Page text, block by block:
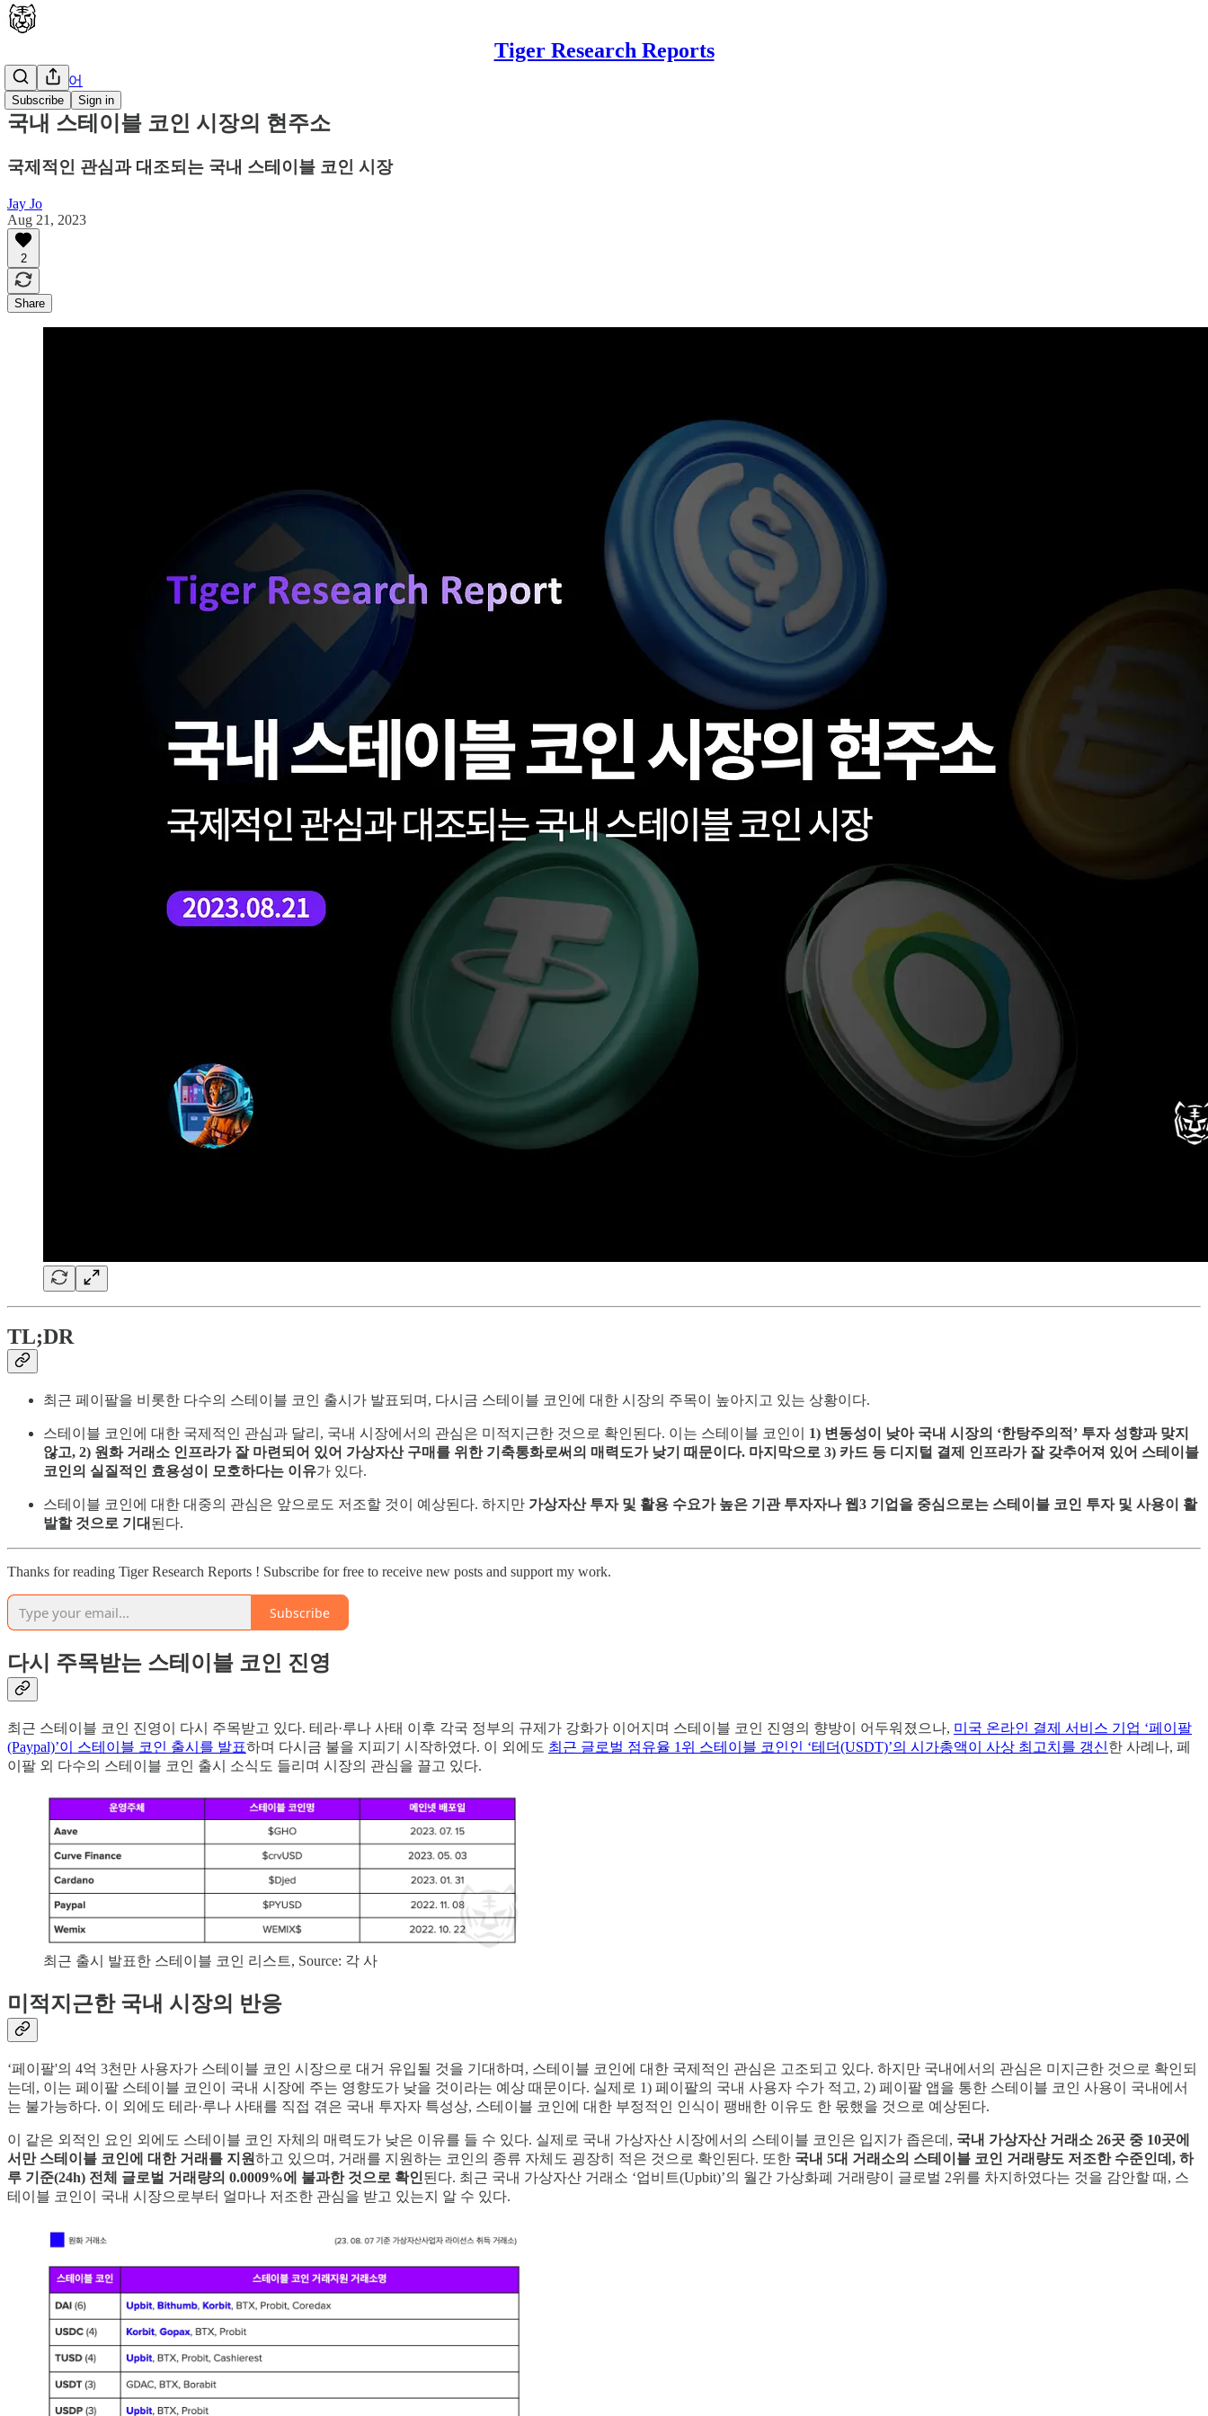
Tiger Research Reports
Subscribe Sign in
🇰🇷 한국어
국내 스테이블 코인 시장의 현주소
국제적인 관심과 대조되는 국내 스테이블 코인 시장
Jay Jo
Aug 21, 2023
2
Share
TL;DR
최근 페이팔을 비롯한 다수의 스테이블 코인 출시가 발표되며, 다시금 스테이블 코인에 대한 시장의 주목이 높아지고 있는 상황이다.
스테이블 코인에 대한 국제적인 관심과 달리, 국내 시장에서의 관심은 미적지근한 것으로 확인된다. 이는 스테이블 코인이 1) 변동성이 낮아 국내 시장의 ‘한탕주의적’ 투자 성향과 맞지
않고, 2) 원화 거래소 인프라가 잘 마련되어 있어 가상자산 구매를 위한 기축통화로써의 매력도가 낮기 때문이다. 마지막으로 3) 카드 등 디지털 결제 인프라가 잘 갖추어져 있어 스테이블
코인의 실질적인 효용성이 모호하다는 이유가 있다.
스테이블 코인에 대한 대중의 관심은 앞으로도 저조할 것이 예상된다. 하지만 가상자산 투자 및 활용 수요가 높은 기관 투자자나 웹3 기업을 중심으로는 스테이블 코인 투자 및 사용이 활
발할 것으로 기대 된다.
Thanks for reading Tiger Research Reports ! Subscribe for free to receive new posts and support my work.
Subscribe
다시 주목받는 스테이블 코인 진영
최근 스테이블 코인 진영이 다시 주목받고 있다. 테라·루나 사태 이후 각국 정부의 규제가 강화가 이어지며 스테이블 코인 진영의 향방이 어두워졌으나, 미국 온라인 결제 서비스 기업 ‘페이팔
(Paypal)’이 스테이블 코인 출시를 발표하며 다시금 불을 지피기 시작하였다. 이 외에도 최근 글로벌 점유율 1위 스테이블 코인인 ‘테더(USDT)’의 시가총액이 사상 최고치를 갱신한 사례나, 페
이팔 외 다수의 스테이블 코인 출시 소식도 들리며 시장의 관심을 끌고 있다.
최근 출시 발표한 스테이블 코인 리스트, Source: 각 사
미적지근한 국내 시장의 반응
‘페이팔'의 4억 3천만 사용자가 스테이블 코인 시장으로 대거 유입될 것을 기대하며, 스테이블 코인에 대한 국제적인 관심은 고조되고 있다. 하지만 국내에서의 관심은 미지근한 것으로 확인되
는데, 이는 페이팔 스테이블 코인이 국내 시장에 주는 영향도가 낮을 것이라는 예상 때문이다. 실제로 1) 페이팔의 국내 사용자 수가 적고, 2) 페이팔 앱을 통한 스테이블 코인 사용이 국내에서
는 불가능하다. 이 외에도 테라·루나 사태를 직접 겪은 국내 투자자 특성상, 스테이블 코인에 대한 부정적인 인식이 팽배한 이유도 한 몫했을 것으로 예상된다.
이 같은 외적인 요인 외에도 스테이블 코인 자체의 매력도가 낮은 이유를 들 수 있다. 실제로 국내 가상자산 시장에서의 스테이블 코인은 입지가 좁은데, 국내 가상자산 거래소 26곳 중 10곳에
서만 스테이블 코인에 대한 거래를 지원하고 있으며, 거래를 지원하는 코인의 종류 자체도 굉장히 적은 것으로 확인된다. 또한 국내 5대 거래소의 스테이블 코인 거래량도 저조한 수준인데, 하
루 기준(24h) 전체 글로벌 거래량의 0.0009%에 불과한 것으로 확인된다. 최근 국내 가상자산 거래소 ‘업비트(Upbit)’의 월간 가상화폐 거래량이 글로벌 2위를 차지하였다는 것을 감안할 때, 스
테이블 코인이 국내 시장으로부터 얼마나 저조한 관심을 받고 있는지 알 수 있다.